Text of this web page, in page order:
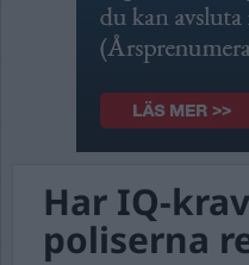
Har IQ-
poliserna